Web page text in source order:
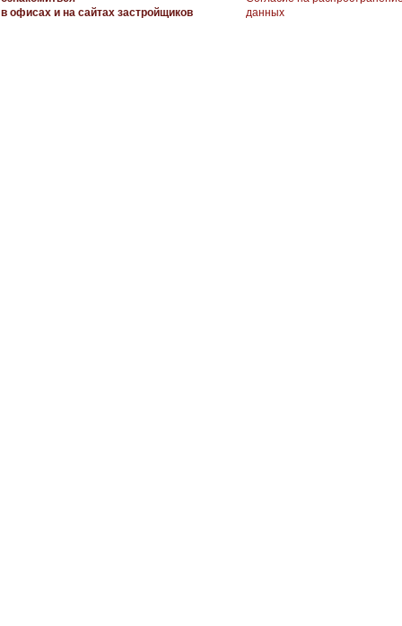
в офисах и на сайтах застройщиков
данных